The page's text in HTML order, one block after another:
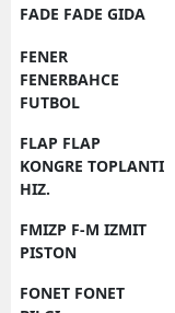
FADE FADE GIDA
FENER
FENERBAHCE
FUTBOL
FLAP FLAP
KONGRE TOPLANTI
HIZ.
FMIZP F-M IZMIT
PISTON
FONET FONET